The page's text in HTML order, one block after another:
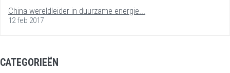
China wereldleider in duurzame energie...
12 feb 2017
CATEGORIEËN